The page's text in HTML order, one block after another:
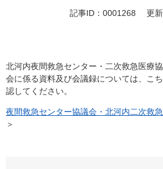
記事ID：0001268 更
北河内夜間救急センター・二次救急医療
会に係る資料及び会議録については、こ
認してください。
夜間救急センター協議会・北河内二次救
＞